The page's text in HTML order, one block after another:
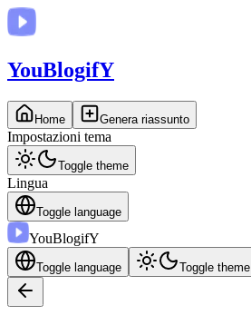
YouBlogifY
Home Genera riassunto
Impostazioni tema
Toggle theme
Lingua
Toggle language
YouBlogifY
Toggle language Toggle theme